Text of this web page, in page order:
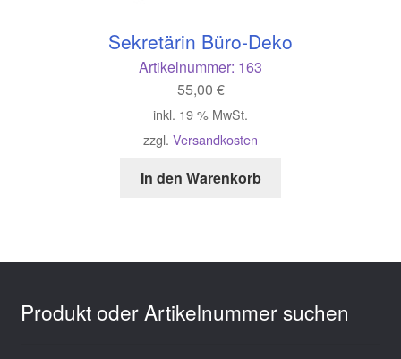
Sekretärin Büro-Deko
Artikelnummer: 163
55,00 €
inkl. 19 % MwSt.
zzgl. Versandkosten
In den Warenkorb
Produkt oder Artikelnummer suchen